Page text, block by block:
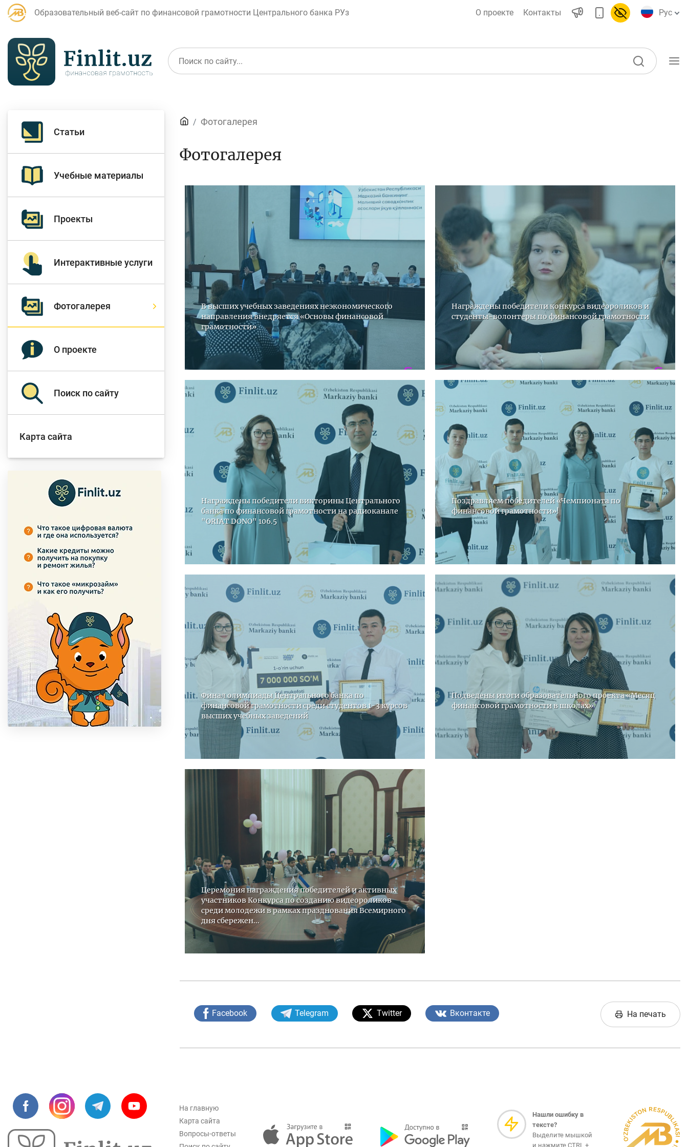
Образовательный веб-сайт по финансовой грамотности Центрального банка РУз О проекте Контакты Рус
агентов
Платежи и переводы
Финансовый рынок
Денежно-кредитная
политика и ее
элементы
Финансовая
безопасность
Предпринимательство
Исламское
финансирование
Поиск по сайту
Карта сайта
Статьи
Учебные материалы
Проекты
Интерактивные услуги
Фотогалерея
О проекте
Поиск по сайту
Карта сайта
Фотогалерея
Фотогалерея
В высших учебных заведениях неэкономического
направления внедряется «Основы финансовой
грамотности»
Награждены победители конкурса видеороликов и
студенты-волонтеры по финансовой грамотности
Награждены победители викторины Центрального
банка по финансовой грамотности на радиоканале
"ORIAT DONO" 106.5
Поздравляем победителей «Чемпионата по
финансовой грамотности»!
Финал олимпиады Центрального банка по
финансовой грамотности среди студентов 1-3 курсов
высших учебных заведений
Подведены итоги образовательного проекта «Месяц
финансовой грамотности в школах»
Церемония награждения победителей и активных
участников Конкурса по созданию видеороликов
среди молодежи в рамках празднования Всемирного
дня сбережен...
Facebook Telegram Twitter Вконтакте На печать
На главную
Карта сайта
Вопросы-ответы
Нашли ошибку в
тексте?
Выделите мышкой
и нажмите CTRL +